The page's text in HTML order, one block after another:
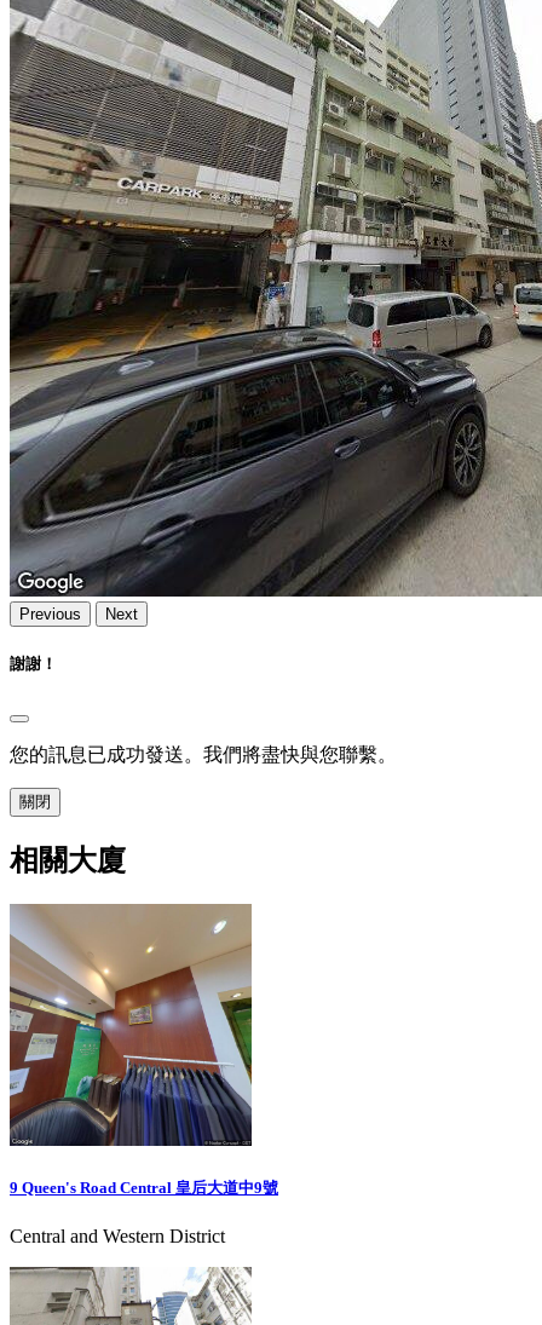
Previous Next
謝謝！
您的訊息已成功發送。我們將盡快與您聯繫。
關閉
相關大廈
9 Queen's Road Central 皇后大道中9號
Central and Western District